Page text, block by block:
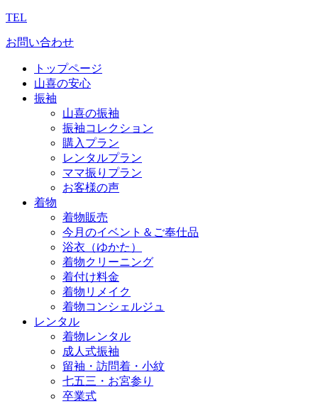
TEL
お問い合わせ
トップページ
山喜の安心
振袖
山喜の振袖
振袖コレクション
購入プラン
レンタルプラン
ママ振りプラン
お客様の声
着物
着物販売
今月のイベント＆ご奉仕品
浴衣（ゆかた）
着物クリーニング
着付け料金
着物リメイク
着物コンシェルジュ
レンタル
着物レンタル
成人式振袖
留袖・訪問着・小紋
七五三・お宮参り
卒業式